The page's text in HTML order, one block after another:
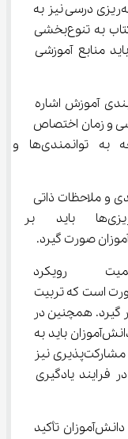
کرد: موظفیم علاوه بر کتاب درسی، برنامه‌ریزی درسی نیز به
مدارس ارائه دهیم. گذار از انحصار در کتاب به تنوع‌بخشی
منابع آموزشی
به مناسب‌سازی حجم کتاب و زمان‌بندی آموزش اشاره
مطالب کتاب‌های درسی و زمان اختصاص
داده شده به آموزش باید با توجه به توانمندی‌ها و
ویژگی‌های رشدی و ملاحظات ذاتی
تأکید کرد و گفت:
بدین صورت است که تربیت
قرار گیرد. همچنین در
یکپارچه‌سازی تربیت، تمام ابعاد تربیتی دانش‌آموزان باید به
صورت یکپارچه مورد توجه قرار گیرد. در مشارکت‌پذیری نیز
فعال دانش‌آموزان در فرایند یادگیری
لطیفی بر توجه به شایستگی‌های خاص دانش‌آموزان تأکید